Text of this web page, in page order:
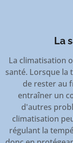
La
La climatisation
santé. Lorsque la
de rester au
entraîner un
d'autres
climatisation
régulant la